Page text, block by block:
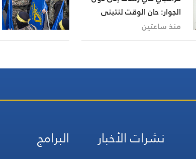
الجوار: حان الوقت لنتبنى
الأخوة الحقيقية
منذ ساعتين
نشرات الأخبار البرامج